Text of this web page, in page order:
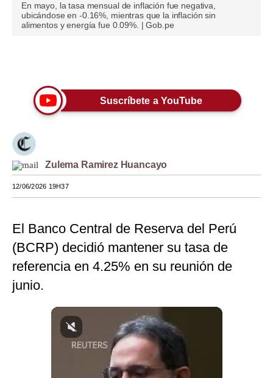
Lujo
Estilos
EEUU
México
España
Club del Suscriptor
Mix
G de Gestión
Notas Contratadas
En mayo, la tasa mensual de inflación fue negativa,
ubicándose en -0.16%, mientras que la inflación sin
alimentos y energía fue 0.09%. | Gob.pe
Suscríbete a YouTube
Zulema Ramirez Huancayo
12/06/2026 19H37
El Banco Central de Reserva del Perú
(BCRP) decidió mantener su tasa de
referencia en 4.25% en su reunión de
junio.